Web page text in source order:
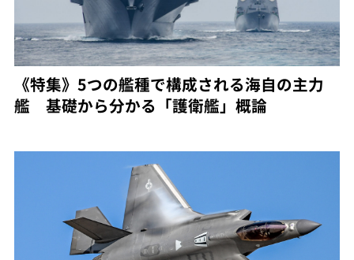
《特集》5つの艦種で構成される海自の主力
艦 基礎から分かる「護衛艦」概論